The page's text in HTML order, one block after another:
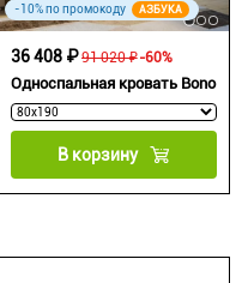
-10% по промокоду АЗБУКА
Односпальная кровать Bono
91 020 ₽
36 408 ₽ -60%
В корзину